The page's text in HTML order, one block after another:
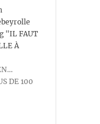
"IL FAUT
À
DE 100